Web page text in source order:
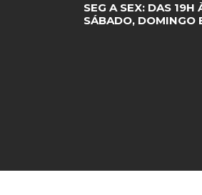
SEG A SEX: DAS 19H
SÁBADO, DOMINGO